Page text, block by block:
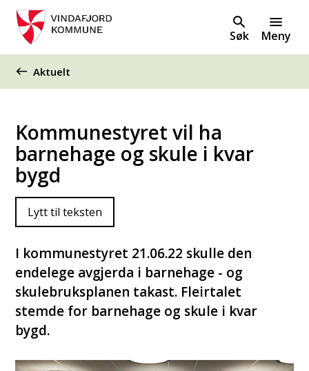
Søk Meny
Du er her:
Aktuelt
Kommunestyret vil ha
barnehage og skule i kvar
bygd
Lytt til teksten
I kommunestyret 21.06.22 skulle den
endelege avgjerda i barnehage - og
skulebruksplanen takast. Fleirtalet
stemde for barnehage og skule i kvar
bygd.